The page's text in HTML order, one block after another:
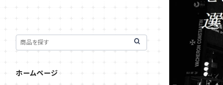
ホームページ